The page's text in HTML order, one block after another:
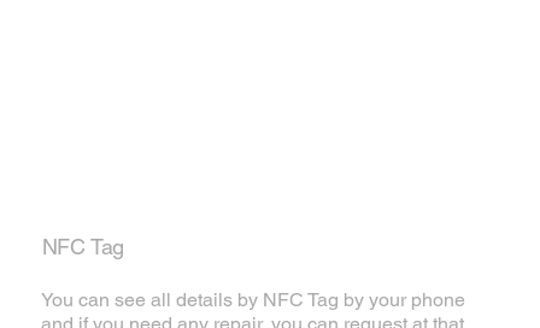
NFC Tag
You can see all details by NFC Tag by your phone